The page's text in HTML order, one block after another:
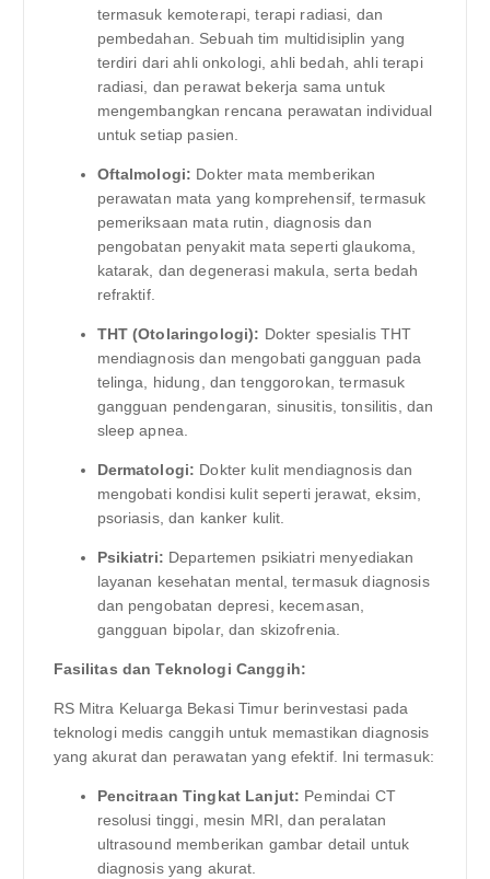
termasuk kemoterapi, terapi radiasi, dan
pembedahan. Sebuah tim multidisiplin yang
terdiri dari ahli onkologi, ahli bedah, ahli terapi
radiasi, dan perawat bekerja sama untuk
mengembangkan rencana perawatan individual
untuk setiap pasien.
Oftalmologi: Dokter mata memberikan
perawatan mata yang komprehensif, termasuk
pemeriksaan mata rutin, diagnosis dan
pengobatan penyakit mata seperti glaukoma,
katarak, dan degenerasi makula, serta bedah
refraktif.
THT (Otolaringologi): Dokter spesialis THT
mendiagnosis dan mengobati gangguan pada
telinga, hidung, dan tenggorokan, termasuk
gangguan pendengaran, sinusitis, tonsilitis, dan
sleep apnea.
Dermatologi: Dokter kulit mendiagnosis dan
mengobati kondisi kulit seperti jerawat, eksim,
psoriasis, dan kanker kulit.
Psikiatri: Departemen psikiatri menyediakan
layanan kesehatan mental, termasuk diagnosis
dan pengobatan depresi, kecemasan,
gangguan bipolar, dan skizofrenia.
Fasilitas dan Teknologi Canggih:
RS Mitra Keluarga Bekasi Timur berinvestasi pada
teknologi medis canggih untuk memastikan diagnosis
yang akurat dan perawatan yang efektif. Ini termasuk:
Pencitraan Tingkat Lanjut: Pemindai CT
resolusi tinggi, mesin MRI, dan peralatan
ultrasound memberikan gambar detail untuk
diagnosis yang akurat.